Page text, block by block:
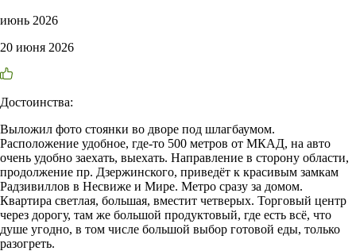
июнь 2026
20 июня 2026
Достоинства:
Выложил фото стоянки во дворе под шлагбаумом.
Расположение удобное, где-то 500 метров от МКАД, на авто
очень удобно заехать, выехать. Направление в сторону области,
продолжение пр. Дзержинского, приведёт к красивым замкам
Радзивиллов в Несвиже и Мире. Метро сразу за домом.
Квартира светлая, большая, вместит четверых. Торговый центр
через дорогу, там же большой продуктовый, где есть всё, что
душе угодно, в том числе большой выбор готовой еды, только
разогреть.